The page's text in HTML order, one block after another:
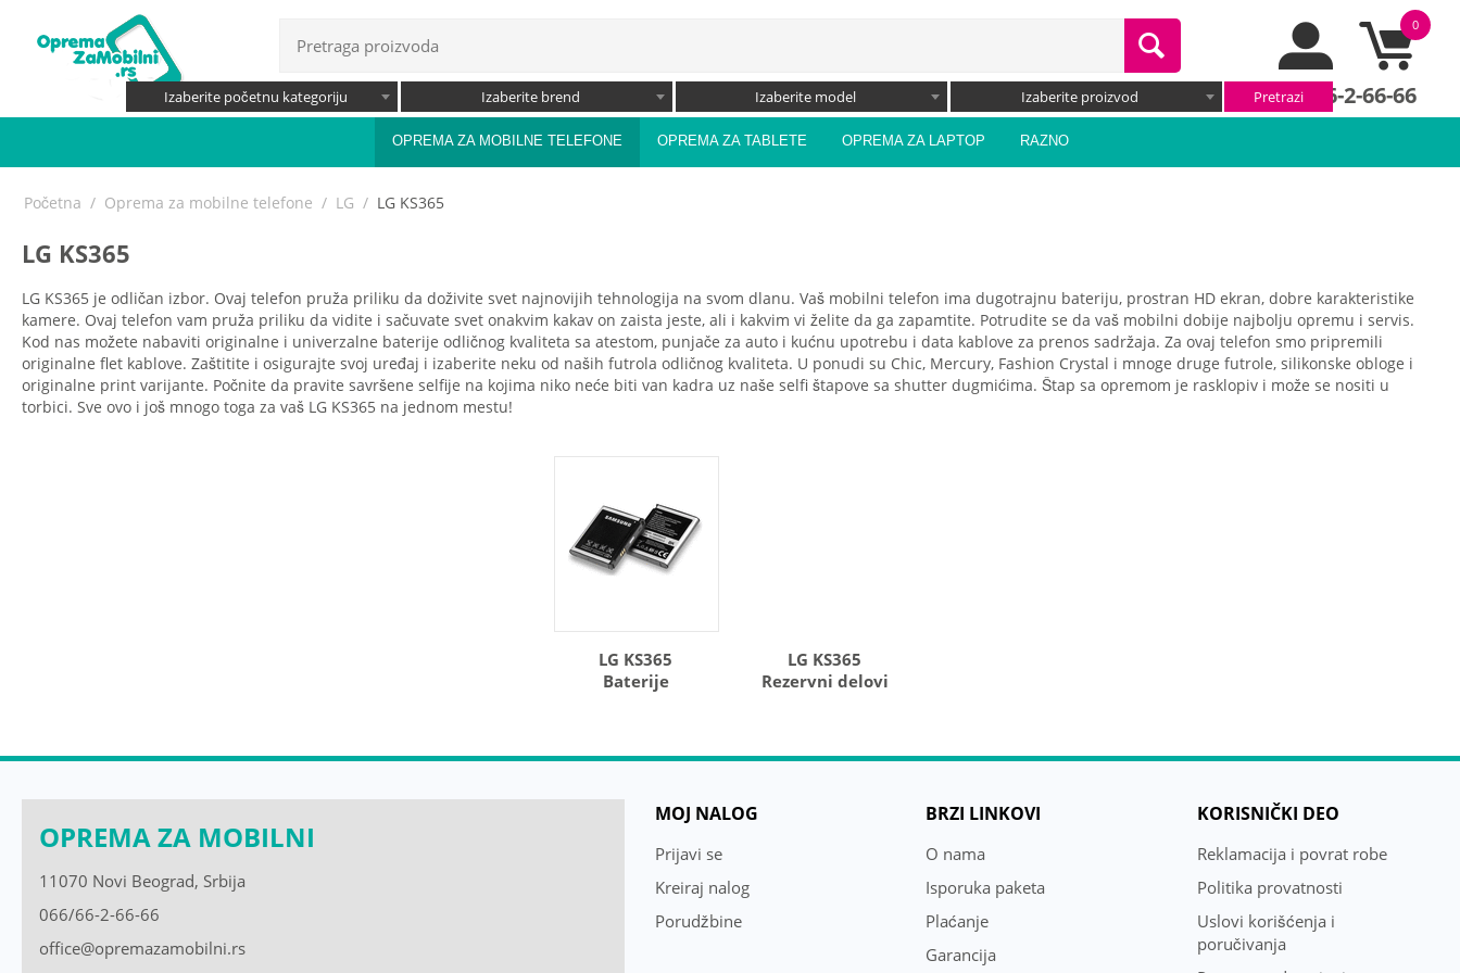
0
066/66-2-66-66
Izaberite početnu kategoriju Izaberite brend Izaberite model Izaberite proizvod
OPREMA ZA MOBILNE TELEFONE OPREMA ZA TABLETE OPREMA ZA LAPTOP RAZNO
Početna / Oprema za mobilne telefone / LG / LG KS365
LG KS365
LG KS365 je odličan izbor. Ovaj telefon pruža priliku da doživite svet najnovijih tehnologija na svom dlanu. Vaš mobilni telefon ima dugotrajnu bateriju, prostran HD ekran, dobre karakteristike
kamere. Ovaj telefon vam pruža priliku da vidite i sačuvate svet onakvim kakav on zaista jeste, ali i kakvim vi želite da ga zapamtite. Potrudite se da vaš mobilni dobije najbolju opremu i servis.
Kod nas možete nabaviti originalne i univerzalne baterije odličnog kvaliteta sa atestom, punjače za auto i kućnu upotrebu i data kablove za prenos sadržaja. Za ovaj telefon smo pripremili
originalne flet kablove. Zaštitite i osigurajte svoj uređaj i izaberite neku od naših futrola odličnog kvaliteta. U ponudi su Chic, Mercury, Fashion Crystal i mnoge druge futrole, silikonske obloge i
originalne print varijante. Počnite da pravite savršene selfije na kojima niko neće biti van kadra uz naše selfi štapove sa shutter dugmićima. Štap sa opremom je rasklopiv i može se nositi u
torbici. Sve ovo i još mnogo toga za vaš LG KS365 na jednom mestu!
LG KS365
Baterije
LG KS365
Rezervni delovi
OPREMA ZA MOBILNI
11070 Novi Beograd, Srbija
066/66-2-66-66
office@opremazamobilni.rs
MOJ NALOG
Prijavi se
Kreiraj nalog
Porudžbine
BRZI LINKOVI
O nama
Isporuka paketa
Plaćanje
Garancija
KORISNIČKI DEO
Reklamacija i povrat robe
Politika provatnosti
Uslovi korišćenja i
poručivanja